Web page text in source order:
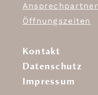
Ansprechpartner
Öffnungszeiten
Kontakt
Datenschutz
Impressum